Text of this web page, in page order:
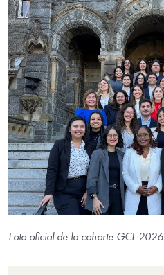
Foto oficial de la cohorte GCL 2026